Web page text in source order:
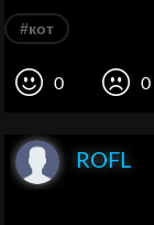
#кот
0 0
ROFL